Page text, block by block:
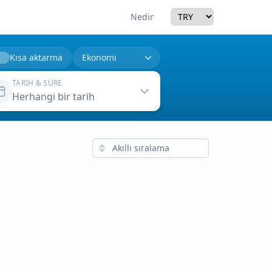
Nedir Currency
Kısa aktarma
TARIH & SÜRE
Herhangi bir tarih